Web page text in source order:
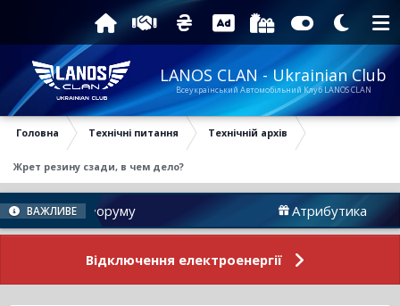
LANOS CLAN - Ukrainian Club
Всеукраїнський Автомобільний Клуб LANOS CLAN
Головна Технічні питання Технічній архів
Жрет резину сзади, в чем дело?
ВАЖЛИВЕ
Форуму Атрибутика
Відключення електроенергії